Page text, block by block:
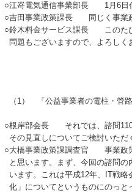
○江嵜電気通信事業部長 1月6日付
○吉田事業政策課長 同じく事業政
○鈴木料金サービス課長 このたび
問題もございますので、よろしく
（1） 「公益事業者の電柱・管
○根岸部会長 それでは、諮問
その見直しについてご検討いただ
○大橋事業政策課調査官 事業政策
と思います。まず、今回の諮問
います。これは平成12年、 IT戦略
化」についてというものにのっ